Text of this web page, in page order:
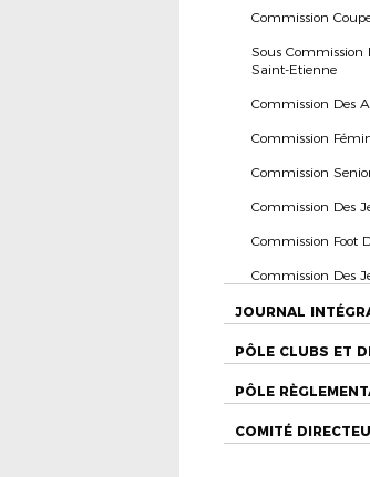
Commission
Sous Commission
Saint-Etienne
Commission Des
Commission
Commission
Commission Des
Commission Foot
Commission Des
JOURNAL
PÔLE CLUBS ET
PÔLE
COMITÉ